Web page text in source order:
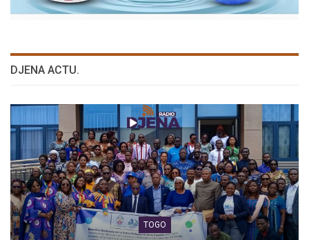
DJENA ACTU.
TOGO